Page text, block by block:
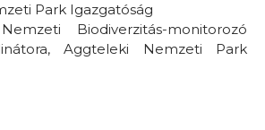
Park Igazgatóság
Nemzeti Biodiverzitás-monitorozó
Aggteleki Nemzeti Park